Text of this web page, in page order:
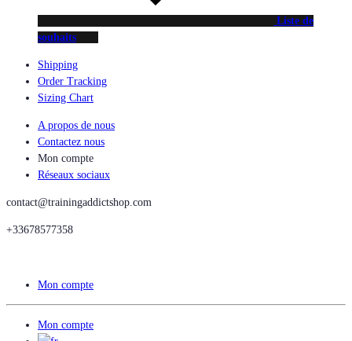
Liste de
souhaits
Shipping
Order Tracking
Sizing Chart
A propos de nous
Contactez nous
Mon compte
Réseaux sociaux
contact@trainingaddictshop.com
+33678577358
Mon compte
Mon compte